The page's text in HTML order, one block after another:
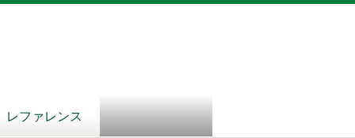
レファレンス